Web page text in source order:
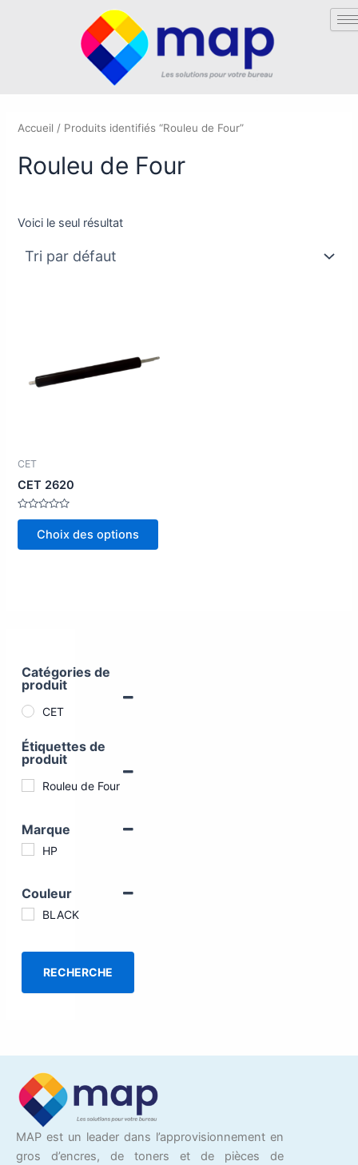
Catégories de
produit
CET
Étiquettes de
produit
Rouleu de Four
Marque
HP
Couleur
BLACK
RECHERCHE
Accueil / Produits identifiés “Rouleu de Four”
Rouleu de Four
Voici le seul résultat
CET
CET 2620
Note
sur
5
Choix des options
plusieurs
du
MAP est un leader dans l’approvisionnement en
gros d’encres, de toners et de pièces de